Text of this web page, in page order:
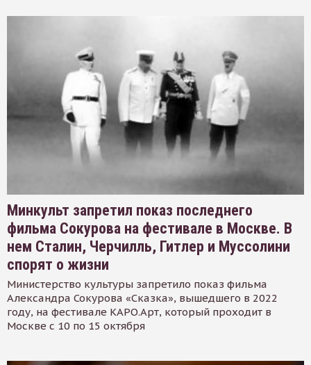
Минкульт запретил показ последнего
фильма Сокурова на фестивале в Москве. В
нем Сталин, Черчилль, Гитлер и Муссолини
спорят о жизни
Министерство культуры запретило показ фильма
Александра Сокурова «Сказка», вышедшего в 2022
году, на фестивале КАРО.Арт, который проходит в
Москве с 10 по 15 октября